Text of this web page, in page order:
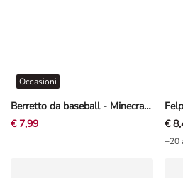
Berretto da baseball - Minecraft - Nero
Occasioni
€ 7,99
€
+20